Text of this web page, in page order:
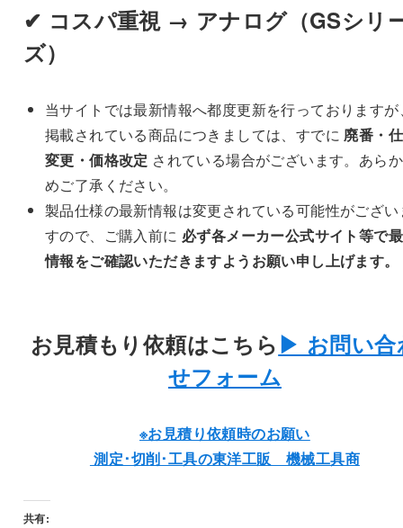
✔ コスパ重視 → アナログ（GSシリ
ズ）
当サイトでは最新情報へ都度更新を行っておりますが
掲載されている商品につきましては、すでに 廃番・
変更・価格改定 されている場合がございます。あら
めご了承ください。
製品仕様の最新情報は変更されている可能性がござい
すので、ご購入前に 必ず各メーカー公式サイト等で
情報をご確認いただきますようお願い申し上げます。
お見積もり依頼はこちら▶︎ お問い合
せフォーム
※お見積り依頼時のお願い
測定･切削･工具の東洋工販 機械工具商
共有: